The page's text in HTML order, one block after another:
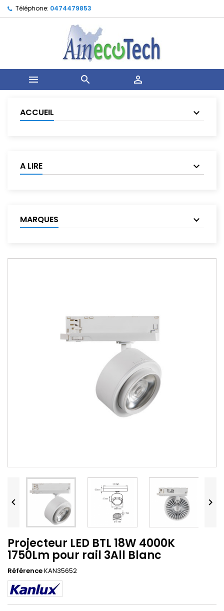
Téléphone: 0474479853
  
ACCUEIL
A LIRE
MARQUES
 
Projecteur LED BTL 18W 4000K
1750Lm pour rail 3All Blanc
RéférenceKAN35652